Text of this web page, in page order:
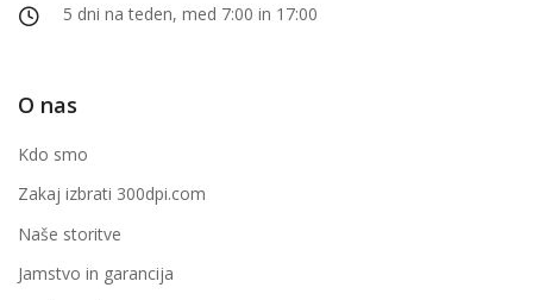
5 dni na teden, med 7:00 in 17:00
O nas
Kdo smo
Zakaj izbrati 300dpi.com
Naše storitve
Jamstvo in garancija